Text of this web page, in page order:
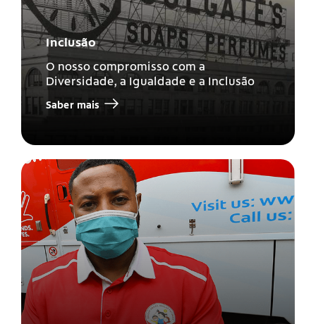
Inclusão
O nosso compromisso com a
Diversidade, a Igualdade e a Inclusão
Saber mais